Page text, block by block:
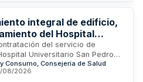
y se publicará en el Perfil
integral de edificio,
del Hospital
del servicio de
Universitario San Pedro
El contrato comprende el
de la estructura del
Consumo, Consejería de Salud
08/2026